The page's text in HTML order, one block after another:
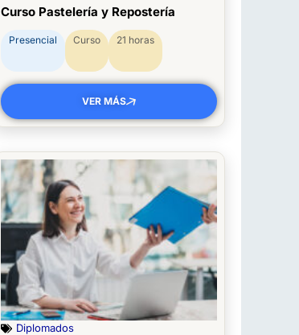
Curso Pastelería y Repostería
Presencial Curso 21 horas
VER MÁS
Diplomados